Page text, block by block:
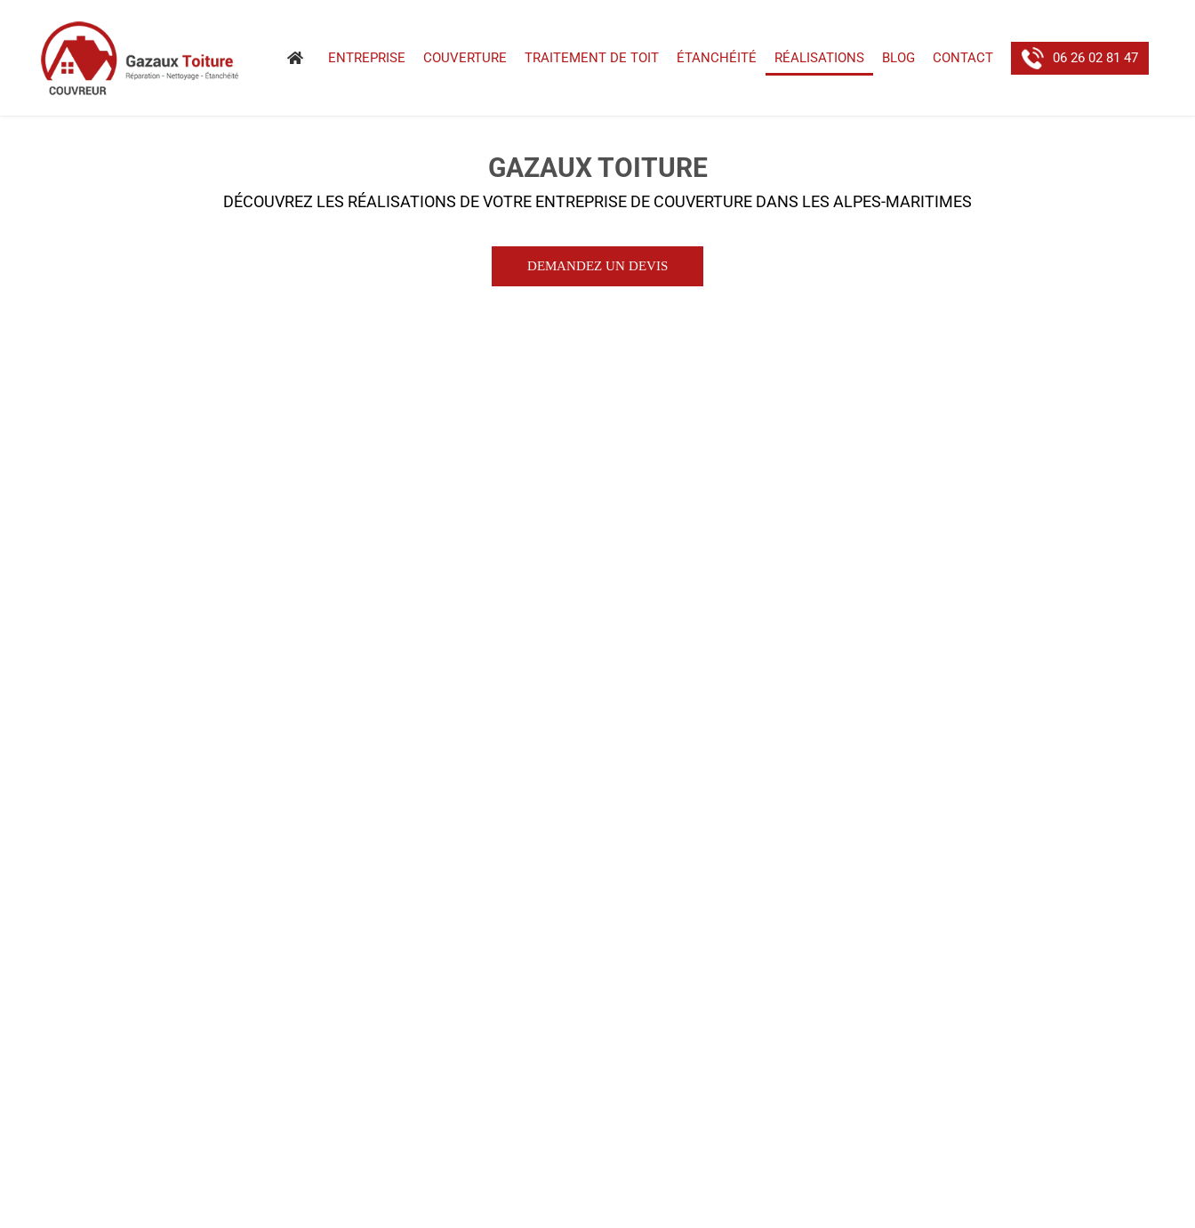
contenu
ENTREPRISE COUVERTURE TRAITEMENT DE TOIT ÉTANCHÉITÉ RÉALISATIONS BLOG CONTACT 06 26 02 81 47
GAZAUX TOITURE
DÉCOUVREZ LES RÉALISATIONS DE VOTRE ENTREPRISE DE COUVERTURE DANS LES ALPES-MARITIMES
DEMANDEZ UN DEVIS